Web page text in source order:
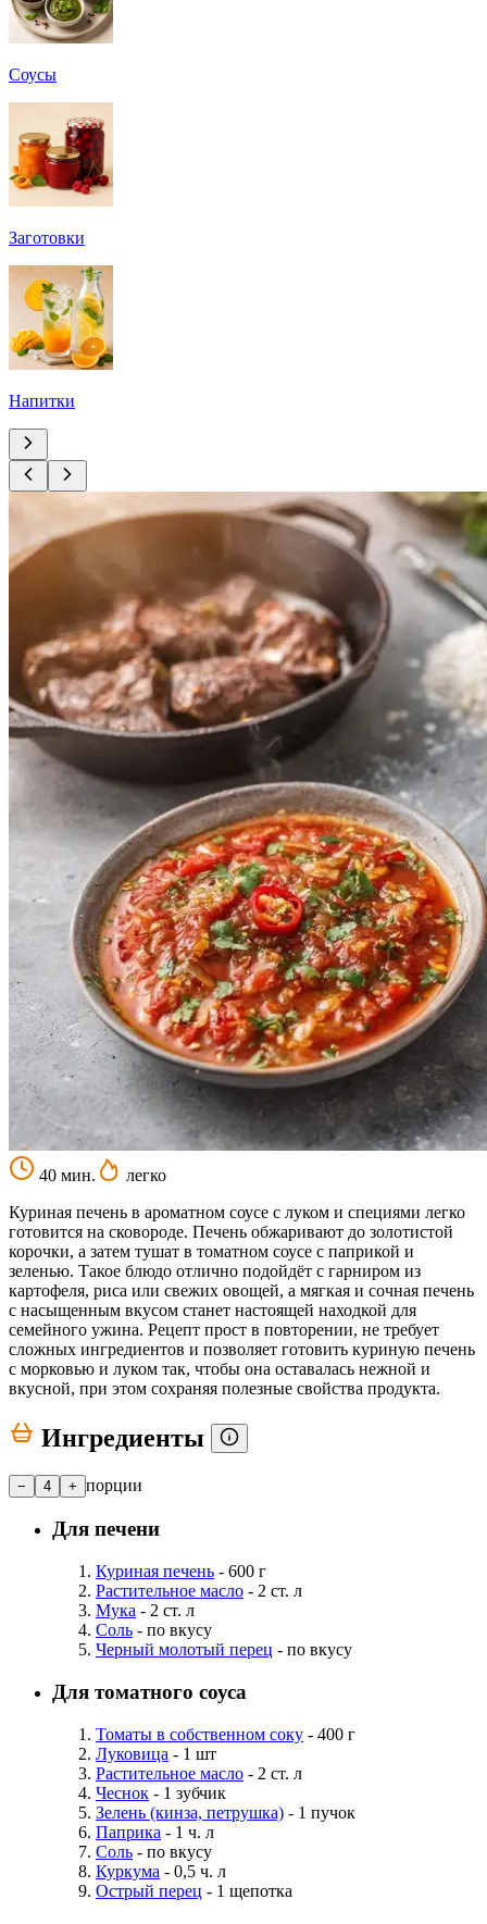
Соусы
Заготовки
Напитки
40 мин.
легко
Куриная печень в ароматном соусе с луком и специями легко
готовится на сковороде. Печень обжаривают до золотистой
корочки, а затем тушат в томатном соусе с паприкой и
зеленью. Такое блюдо отлично подойдёт с гарниром из
картофеля, риса или свежих овощей, а мягкая и сочная печень
с насыщенным вкусом станет настоящей находкой для
семейного ужина. Рецепт прост в повторении, не требует
сложных ингредиентов и позволяет готовить куриную печень
с морковью и луком так, чтобы она оставалась нежной и
вкусной, при этом сохраняя полезные свойства продукта.
Ингредиенты
− 4 + порции
Для печени
Куриная печень - 600 г
Растительное масло - 2 ст. л
Мука - 2 ст. л
Соль - по вкусу
Черный молотый перец - по вкусу
Для томатного соуса
Томаты в собственном соку - 400 г
Луковица - 1 шт
Растительное масло - 2 ст. л
Чеснок - 1 зубчик
Зелень (кинза, петрушка) - 1 пучок
Паприка - 1 ч. л
Соль - по вкусу
Куркума - 0,5 ч. л
Острый перец - 1 щепотка